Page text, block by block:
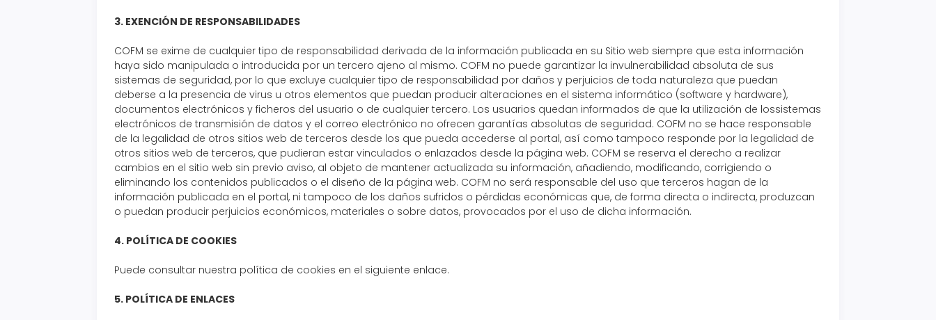
3. EXENCIÓN DE RESPONSABILIDADES
COFM se exime de cualquier tipo de responsabilidad derivada de la información publicada en su Sitio web siempre que esta información
haya sido manipulada o introducida por un tercero ajeno al mismo. COFM no puede garantizar la invulnerabilidad absoluta de sus
sistemas de seguridad, por lo que excluye cualquier tipo de responsabilidad por daños y perjuicios de toda naturaleza que puedan
deberse a la presencia de virus u otros elementos que puedan producir alteraciones en el sistema informático (software y hardware),
documentos electrónicos y ficheros del usuario o de cualquier tercero. Los usuarios quedan informados de que la utilización de lossistemas
electrónicos de transmisión de datos y el correo electrónico no ofrecen garantías absolutas de seguridad. COFM no se hace responsable
de la legalidad de otros sitios web de terceros desde los que pueda accederse al portal, así como tampoco responde por la legalidad de
otros sitios web de terceros, que pudieran estar vinculados o enlazados desde la página web. COFM se reserva el derecho a realizar
cambios en el sitio web sin previo aviso, al objeto de mantener actualizada su información, añadiendo, modificando, corrigiendo o
eliminando los contenidos publicados o el diseño de la página web. COFM no será responsable del uso que terceros hagan de la
información publicada en el portal, ni tampoco de los daños sufridos o pérdidas económicas que, de forma directa o indirecta, produzcan
o puedan producir perjuicios económicos, materiales o sobre datos, provocados por el uso de dicha información.
4. POLÍTICA DE COOKIES
Puede consultar nuestra política de cookies en el siguiente enlace.
5. POLÍTICA DE ENLACES